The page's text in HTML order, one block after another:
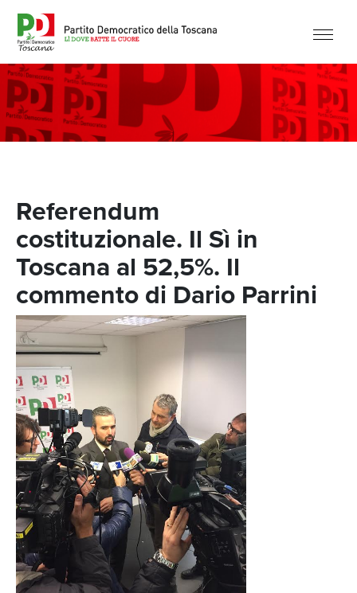
Referendum
costituzionale. Il Sì in
Toscana al 52,5%. Il
commento di Dario Parrini